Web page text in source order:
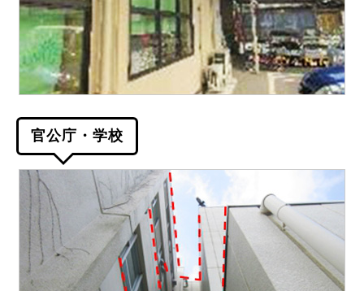
官公庁・学校